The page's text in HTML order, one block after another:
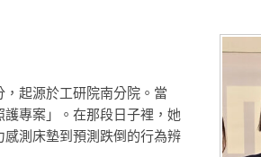
起源於工研院南分院。當
專案」。在那段日子裡，她
測床墊到預測跌倒的行為辨